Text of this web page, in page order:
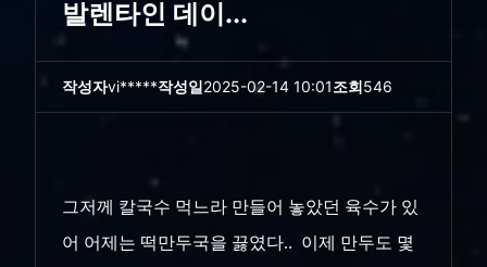
발렌타인 데이...
작성자vi*****작성일2025-02-14 10:01조회546
그저께 칼국수 먹느라 만들어 놓았던 육수가 있
어 어제는 떡만두국을 끓였다.. 이제 만두도 몇